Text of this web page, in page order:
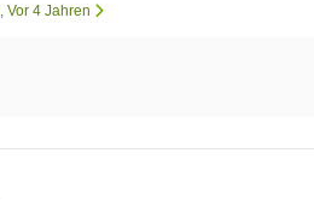
, Vor 4 Jahren